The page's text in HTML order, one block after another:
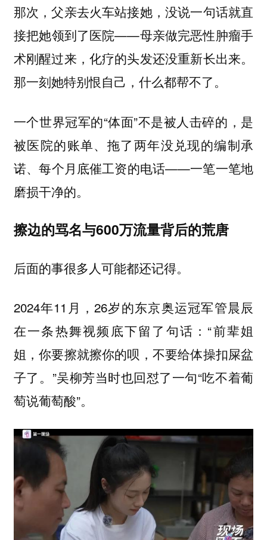
那次，父亲去火车站接她，没说一句话就直
接把她领到了医院——母亲做完恶性肿瘤手
术刚醒过来，化疗的头发还没重新长出来。
那一刻她特别恨自己，什么都帮不了。
一个世界冠军的“体面”不是被人击碎的，是
被医院的账单、拖了两年没兑现的编制承
诺、每个月底催工资的电话——一笔一笔地
磨损干净的。
擦边的骂名与600万流量背后的荒唐
后面的事很多人可能都还记得。
2024年11月，26岁的东京奥运冠军管晨辰
在一条热舞视频底下留了句话：“前辈姐
姐，你要擦就擦你的呗，不要给体操扣屎盆
子了。”吴柳芳当时也回怼了一句“吃不着葡
萄说葡萄酸”。